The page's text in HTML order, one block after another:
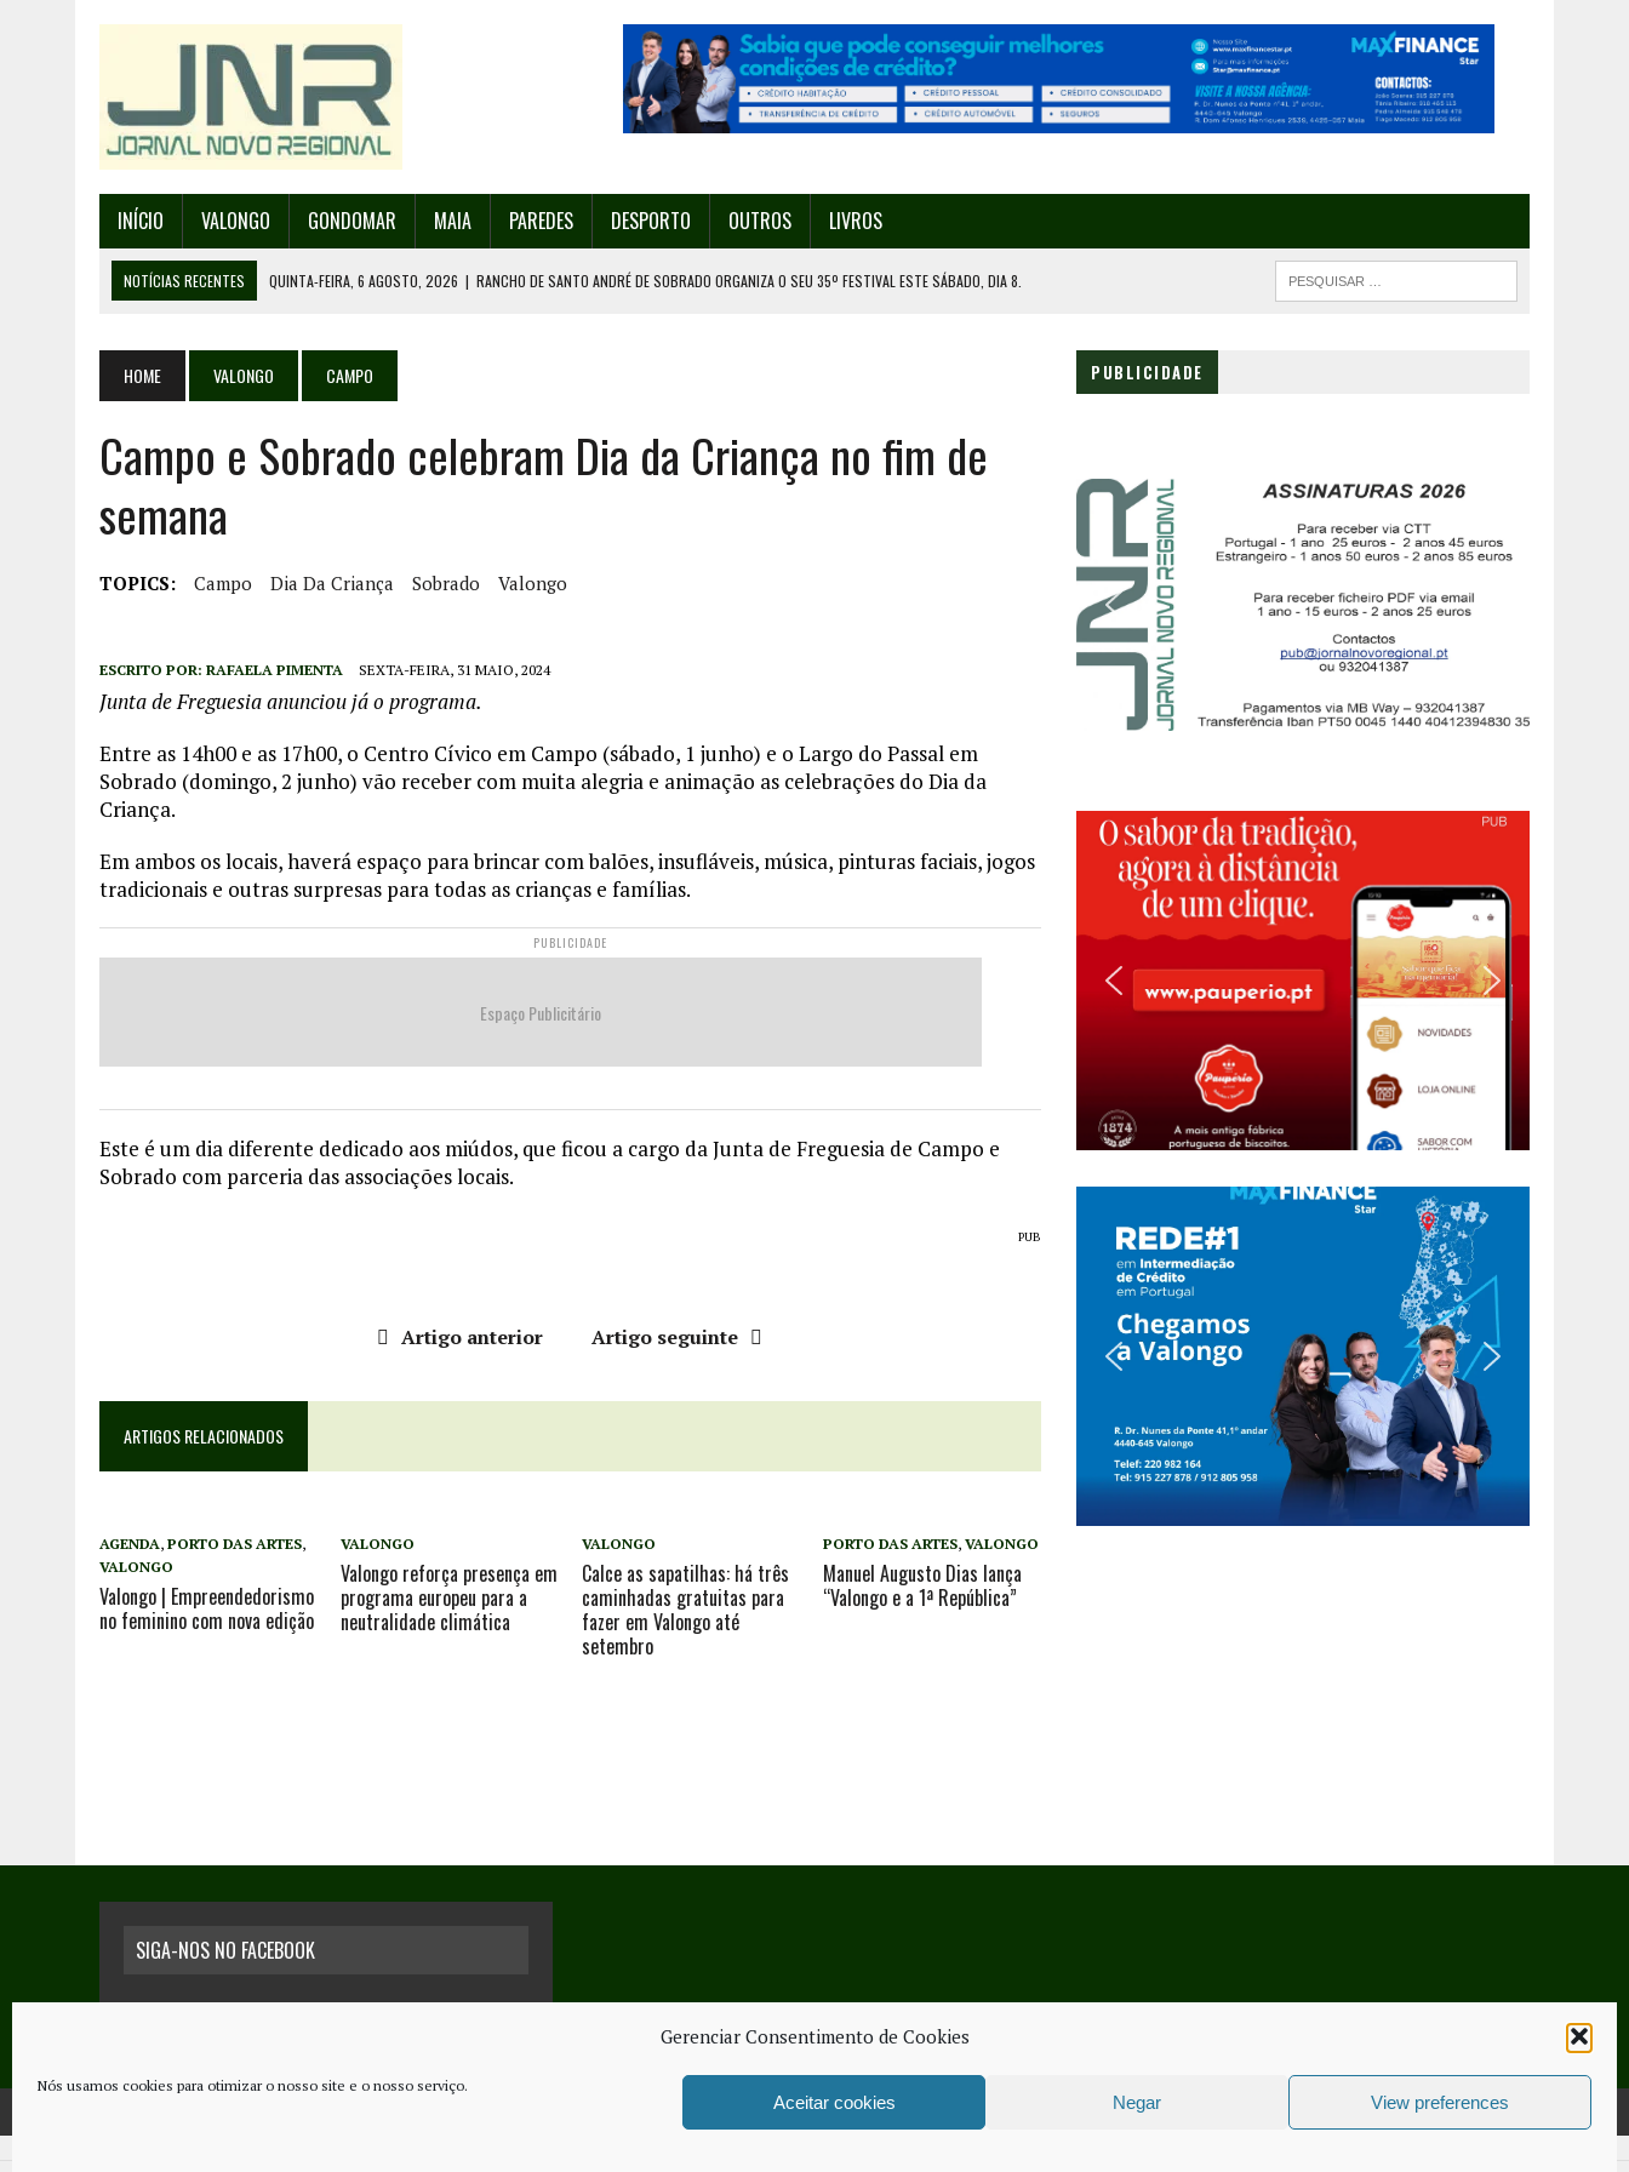
Gerenciar Consentimento de Cookies
Nós usamos cookies para otimizar o nosso site e o nosso serviço.
Aceitar cookies Negar View preferences
INÍCIO VALONGO GONDOMAR MAIA PAREDES DESPORTO OUTROS LIVROS
NOTÍCIAS RECENTES QUINTA-FEIRA, 6 AGOSTO, 2026 | RANCHO DE SANTO ANDRÉ DE SOBRADO ORGANIZA O SEU 35º FESTIVAL ESTE SÁBADO, DIA 8.
QUINTA-FEIRA, 6 AGOSTO, 2026 | 80 ANOS DE AEROPORTO É MOTIVO DE EXPOSIÇÃO NA MAIA
QUINTA-FEIRA, 6 AGOSTO, 2026
DETIDO SUSPEITO DE INCÊNDIO FLORESTAL EM GONDOMAR
HOME VALONGO CAMPO
Campo e Sobrado celebram Dia da Criança no fim de
semana
TOPICS: Campo Dia Da Criança Sobrado Valongo
ESCRITO POR: RAFAELA PIMENTA SEXTA-FEIRA, 31 MAIO, 2024
Junta de Freguesia anunciou já o programa.
Entre as 14h00 e as 17h00, o Centro Cívico em Campo (sábado, 1 junho) e o Largo do Passal em
Sobrado (domingo, 2 junho) vão receber com muita alegria e animação as celebrações do Dia da
Criança.
Em ambos os locais, haverá espaço para brincar com balões, insufláveis, música, pinturas faciais, jogos
tradicionais e outras surpresas para todas as crianças e famílias.
PUBLICIDADE
Espaço Publicitário
Este é um dia diferente dedicado aos miúdos, que ficou a cargo da Junta de Freguesia de Campo e
Sobrado com parceria das associações locais.
PUB
Artigo anterior Artigo seguinte
ARTIGOS RELACIONADOS
AGENDA, PORTO DAS ARTES,
VALONGO
Valongo | Empreendedorismo
no feminino com nova edição
VALONGO
Valongo reforça presença em
programa europeu para a
neutralidade climática
VALONGO
Calce as sapatilhas: há três
caminhadas gratuitas para
fazer em Valongo até
setembro
PORTO DAS ARTES,VALONGO
Manuel Augusto Dias lança
“Valongo e a 1ª República”
PUBLICIDADE
SIGA-NOS NO FACEBOOK
FICHA TÉCNICA ESTATUTO EDITORIAL CONTACTE-NOS COOKIE POLICY (EU)